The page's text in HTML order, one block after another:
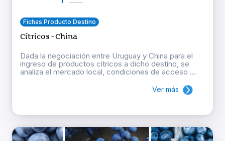
Fichas Producto Destino
Cítricos - China
Dada la negociación entre Uruguay y China para el
ingreso de productos cítricos a dicho destino, se
analiza el mercado local, condiciones de acceso ...
Ver más